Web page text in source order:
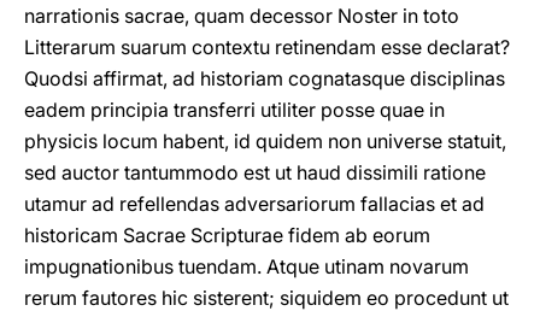
narrationis sacrae, quam decessor Noster in toto
Litterarum suarum contextu retinendam esse declarat?
Quodsi affirmat, ad historiam cognatasque disciplinas
eadem principia transferri utiliter posse quae in
physicis locum habent, id quidem non universe statuit,
sed auctor tantummodo est ut haud dissimili ratione
utamur ad refellendas adversariorum fallacias et ad
historicam Sacrae Scripturae fidem ab eorum
impugnationibus tuendam. Atque utinam novarum
rerum fautores hic sisterent; siquidem eo procedunt ut